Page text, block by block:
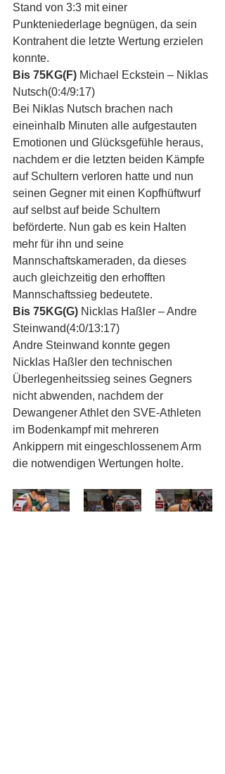
Stand von 3:3 mit einer
Punkteniederlage begnügen, da sein
Kontrahent die letzte Wertung erzielen
konnte.
Bis 75KG(F) Michael Eckstein – Niklas
Nutsch(0:4/9:17)
Bei Niklas Nutsch brachen nach
eineinhalb Minuten alle aufgestauten
Emotionen und Glücksgefühle heraus,
nachdem er die letzten beiden Kämpfe
auf Schultern verloren hatte und nun
seinen Gegner mit einen Kopfhüftwurf
auf selbst auf beide Schultern
beförderte. Nun gab es kein Halten
mehr für ihn und seine
Mannschaftskameraden, da dieses
auch gleichzeitig den erhofften
Mannschaftssieg bedeutete.
Bis 75KG(G) Nicklas Haßler – Andre
Steinwand(4:0/13:17)
Andre Steinwand konnte gegen
Nicklas Haßler den technischen
Überlegenheitssieg seines Gegners
nicht abwenden, nachdem der
Dewangener Athlet den SVE-Athleten
im Bodenkampf mit mehreren
Ankippern mit eingeschlossenem Arm
die notwendigen Wertungen holte.